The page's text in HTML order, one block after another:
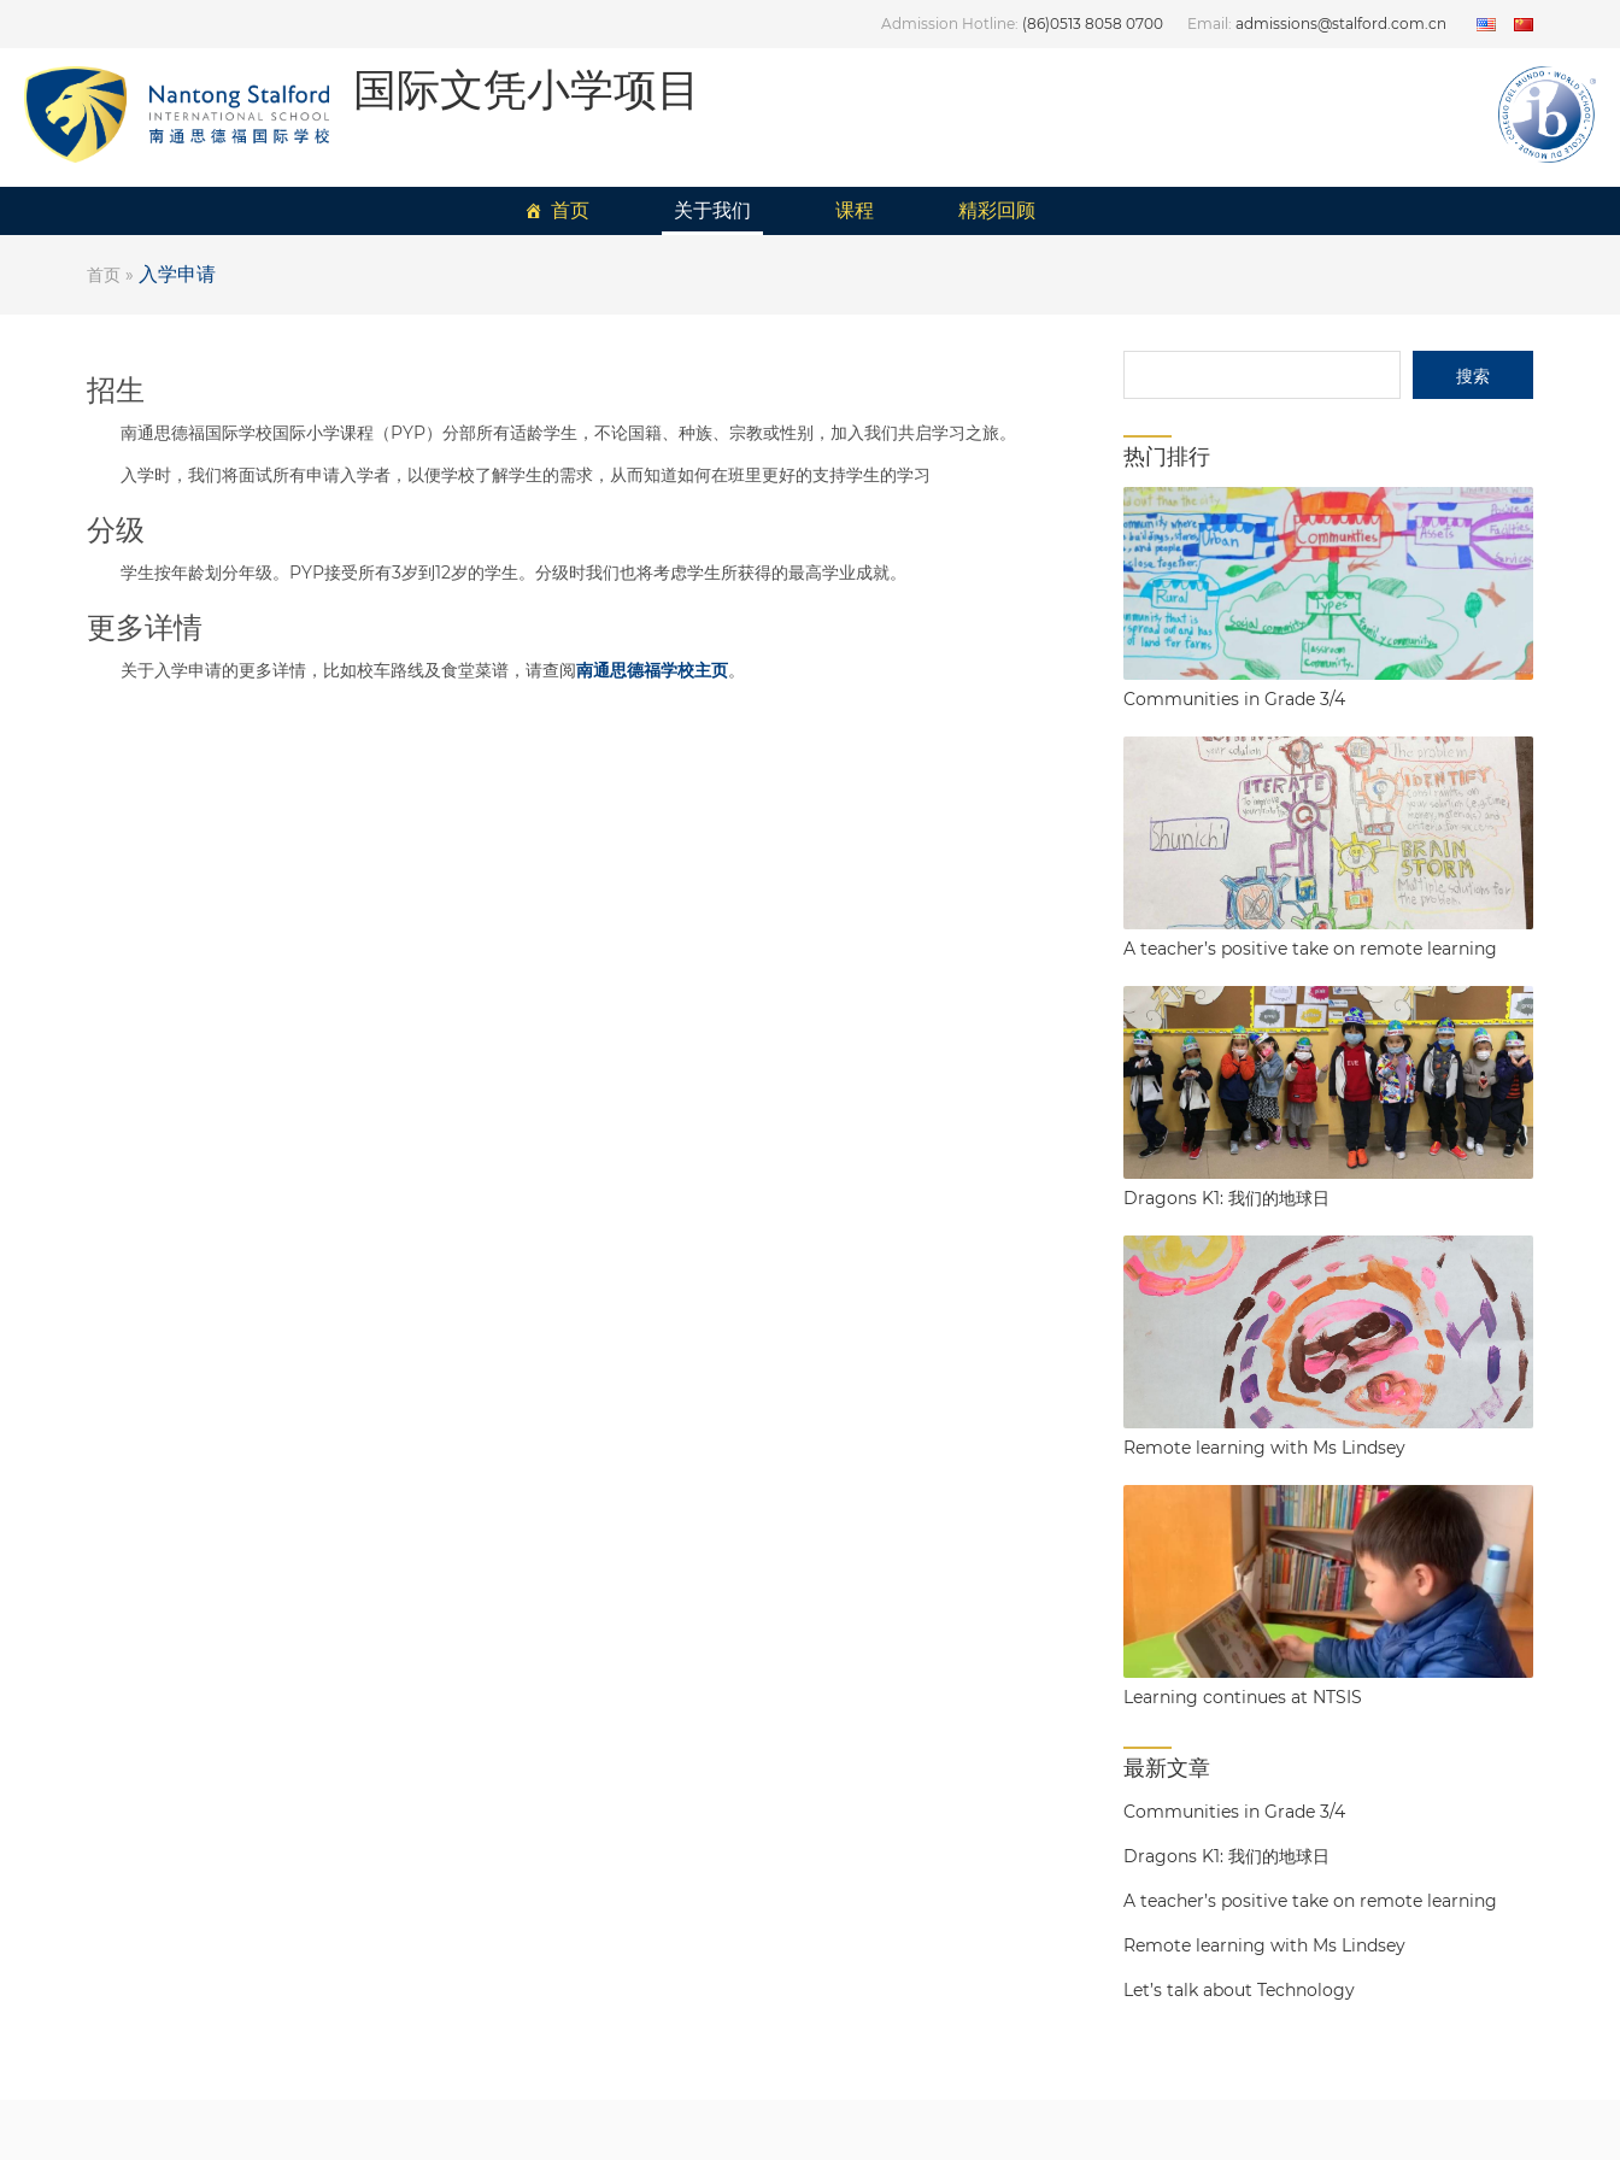
Admission Hotline: (86)0513 8058 0700 Email: admissions@stalford.com.cn
国际文凭小学项目
首页 关于我们 课程 精彩回顾
首页 » 入学申请
招生
南通思德福国际学校国际小学课程（PYP）分部所有适龄学生，不论国籍、种族、宗教或性别，加入我们共启学习之旅。
入学时，我们将面试所有申请入学者，以便学校了解学生的需求，从而知道如何在班里更好的支持学生的学习
分级
学生按年龄划分年级。PYP接受所有3岁到12岁的学生。分级时我们也将考虑学生所获得的最高学业成就。
更多详情
关于入学申请的更多详情，比如校车路线及食堂菜谱，请查阅南通思德福学校主页。
热门排行
Communities in Grade 3/4
A teacher’s positive take on remote learning
Dragons K1: 我们的地球日
Remote learning with Ms Lindsey
Learning continues at NTSIS
最新文章
Communities in Grade 3/4
Dragons K1: 我们的地球日
A teacher’s positive take on remote learning
Remote learning with Ms Lindsey
Let’s talk about Technology